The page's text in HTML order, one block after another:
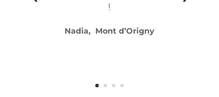
!
Nadia, Mont d’Origny